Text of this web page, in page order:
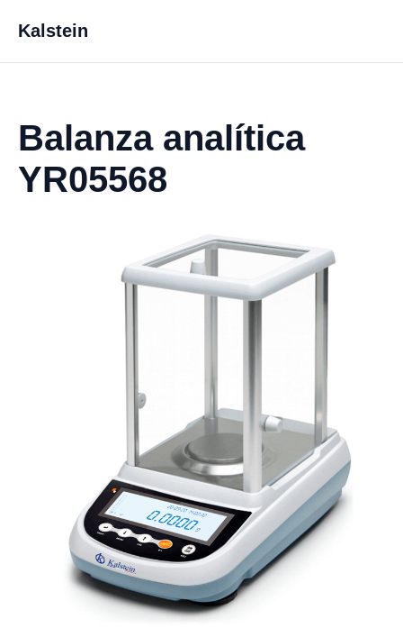
Kalstein
Balanza analítica
YR05568